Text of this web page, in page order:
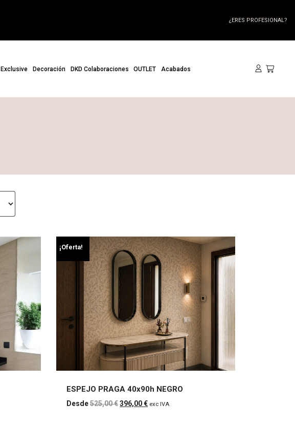
¿ERES PROFESIONAL?
Exclusive Decoración DKD Colaboraciones OUTLET Acabados
ESPEJO PRAGA
¡Oferta!
ESPEJO PRAGA 40x90h NEGRO
525,00€El
396,00€ El
exc IVA